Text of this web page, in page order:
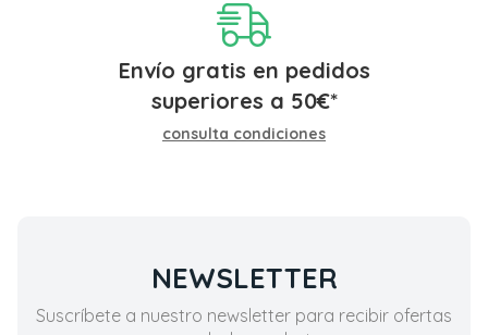
Envío gratis en pedidos
superiores a 50€*
consulta condiciones
NEWSLETTER
Suscríbete a nuestro newsletter para recibir ofertas